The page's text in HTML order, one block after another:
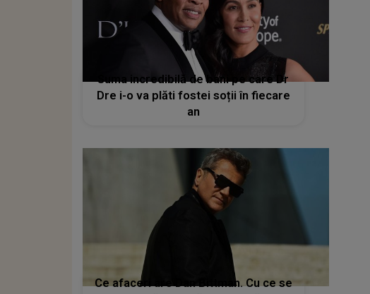
Suma incredibilă de bani pe care Dr
Dre i-o va plăti fostei soții în fiecare
an
Ce afaceri are Dan Bittman. Cu ce se